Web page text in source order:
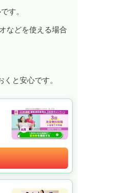
す。
などを使える場合
と安心です。